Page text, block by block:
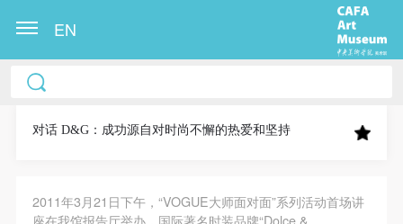
EN
对话 D&G：成功源自对时尚不懈的热爱和坚持
2011年3月21日下午，“VOGUE大师面对面”系列活动首场讲
座在我馆报告厅举办，国际著名时装品牌“Dolce &
中央美术学院美术馆出版授权协议书
称“CAFAM”），愿意将本人参与中央美术学院美术馆
果（如参与工作坊创作的作品）提交中央美术学院用
中央美术学院美术馆出版授权协议书
称“CAFAM”），愿意将本人参与中央美术学院美术馆
果（如参与工作坊创作的作品）提交中央美术学院用
中央美术学院美术馆出版授权协议书
称“CAFAM”），愿意将本人参与中央美术学院美术馆
果（如参与工作坊创作的作品）提交中央美术学院用